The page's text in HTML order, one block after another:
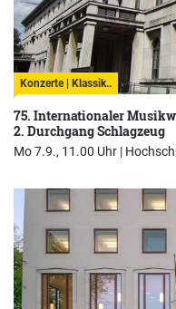
Konzerte | Klassik..
75. Internationaler
2. Durchgang Schlagzeug
Mo 7.9., 11.00 Uhr |